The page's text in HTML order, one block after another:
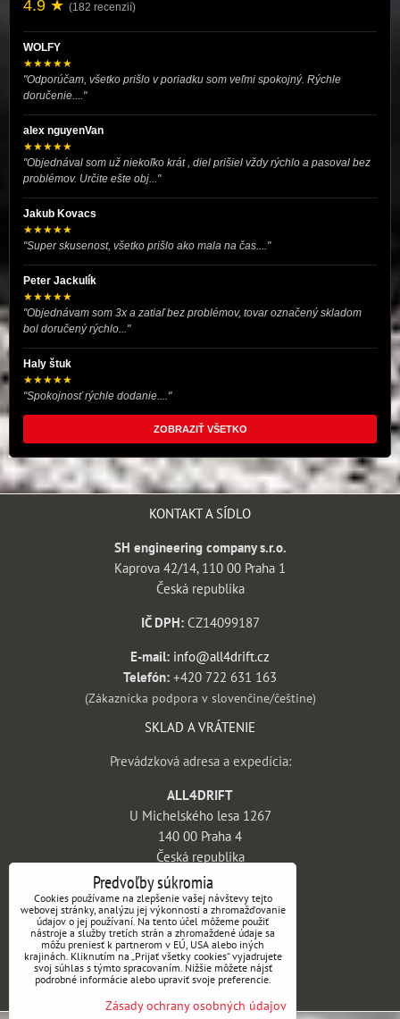
4.9 ★ (182 recenzií)
WOLFY
★★★★★
"Odporúčam, všetko prišlo v poriadku som veľmi spokojný. Rýchle
doručenie...."
alex nguyenVan
★★★★★
"Objednával som už niekoľko krát , diel prišiel vždy rýchlo a pasoval bez
problémov. Určite ešte obj..."
Jakub Kovacs
★★★★★
"Super skusenost, všetko prišlo ako mala na čas...."
Peter Jackulík
★★★★★
"Objednávam som 3x a zatiaľ bez problémov, tovar označený skladom
bol doručený rýchlo..."
Haly štuk
★★★★★
"Spokojnosť rýchle dodanie...."
ZOBRAZIŤ VŠETKO
KONTAKT A SÍDLO
SH engineering company s.r.o.
Kaprova 42/14, 110 00 Praha 1
Česká republika
IČ DPH:CZ14099187
E-mail: info@all4drift.cz
Telefón: +420 722 631 163
(Zákaznícka podpora v slovenčine/češtine)
SKLAD A VRÁTENIE
Prevádzková adresa a expedícia:
ALL4DRIFT
U Michelského lesa 1267
140 00 Praha 4
Česká republika
INFORMÁCIE
Obchodné podmienky
Vrátenie tovaru a reklamácie
Doprava a platba
Kontakt
Predvoľby súkromia
Cookies používame na zlepšenie vašej návštevy tejto
webovej stránky, analýzu jej výkonnosti a zhromažďovanie
údajov o jej používaní. Na tento účel môžeme použiť
nástroje a služby tretích strán a zhromaždené údaje sa
môžu preniesť k partnerom v EÚ, USA alebo iných
krajinách. Kliknutím na „Prijať všetky cookies“ vyjadrujete
svoj súhlas s týmto spracovaním. Nižšie môžete nájsť
podrobné informácie alebo upraviť svoje preferencie.
Zásady ochrany osobných údajov